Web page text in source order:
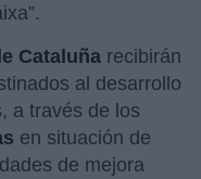
Cataluña recibirán
al desarrollo
a través de los
en situación de
de mejora